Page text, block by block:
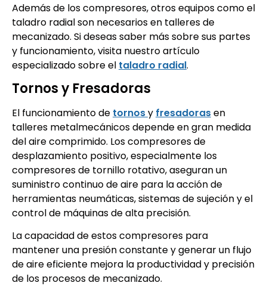
Además de los compresores, otros equipos como el
taladro radial son necesarios en talleres de
mecanizado. Si deseas saber más sobre sus partes
y funcionamiento, visita nuestro artículo
especializado sobre el taladro radial.
Tornos y Fresadoras
El funcionamiento de tornosy fresadorasen
talleres metalmecánicos depende en gran medida
del aire comprimido. Los compresores de
desplazamiento positivo, especialmente los
compresores de tornillo rotativo, aseguran un
suministro continuo de aire para la acción de
herramientas neumáticas, sistemas de sujeción y el
control de máquinas de alta precisión.
La capacidad de estos compresores para
mantener una presión constante y generar un flujo
de aire eficiente mejora la productividad y precisión
de los procesos de mecanizado.